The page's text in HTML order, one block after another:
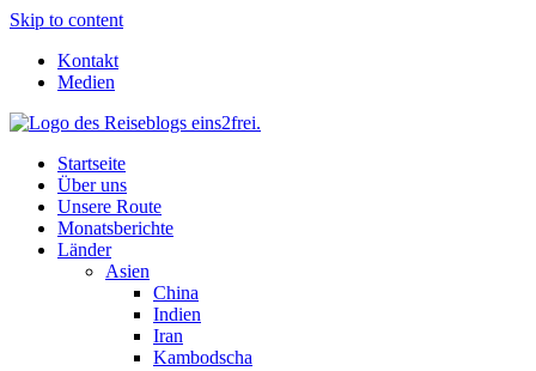
Skip to content
Kontakt
Medien
Startseite
Über uns
Unsere Route
Monatsberichte
Länder
Asien
China
Indien
Iran
Kambodscha